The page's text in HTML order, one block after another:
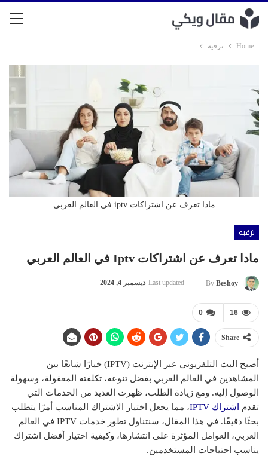
Home ترفيه
مادا تعرف عن اشتراكات iptv في العالم العربي
ترفيه
مادا تعرف عن اشتراكات Iptv في العالم العربي
By Beshoy
Last updated ديسمبر 4, 2024
0 16
Share
أصبح البث التلفزيوني عبر الإنترنت (IPTV) خيارًا شائعًا بين
المشاهدين في العالم العربي بفضل تنوعه، تكلفته المعقولة، وسهولة
الوصول إليه. ومع زيادة الطلب، ظهرت العديد من الخدمات التي
تقدم
اشتراك IPTV
، مما يجعل اختيار الاشتراك المناسب أمرًا يتطلب
بحثًا دقيقًا. في هذا المقال، سنتناول تطور خدمات IPTV في العالم
العربي، العوامل المؤثرة على انتشارها، وكيفية اختيار أفضل اشتراك
يناسب احتياجات المستخدمين.